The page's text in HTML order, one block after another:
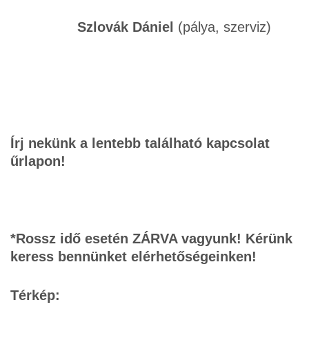
Szlovák Dániel (pálya, szerviz)
Írj nekünk a lentebb található kapcsolat
űrlapon!
*Rossz idő esetén ZÁRVA vagyunk! Kérünk
keress bennünket elérhetőségeinken!
Térkép: